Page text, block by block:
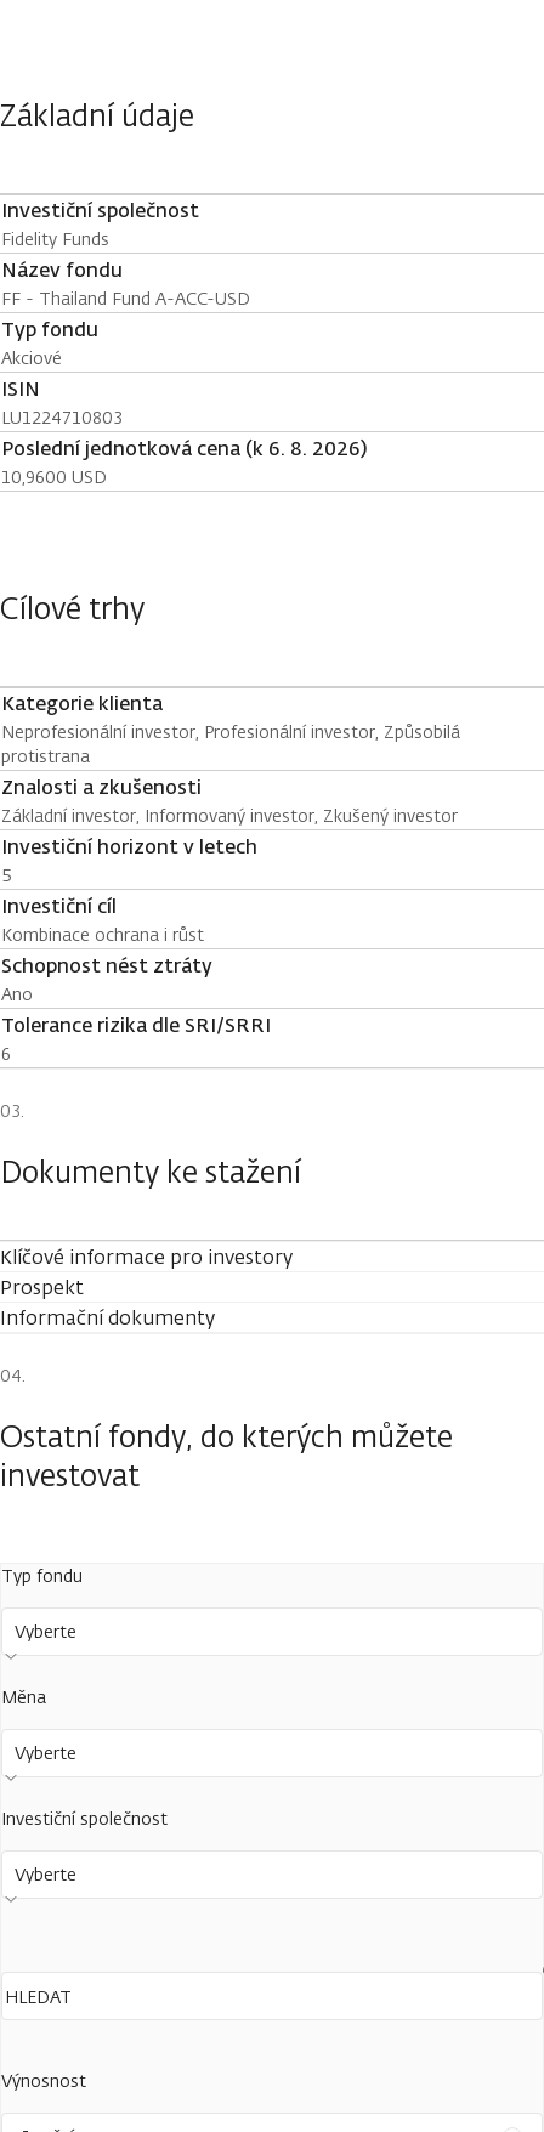
Základní údaje
Investiční společnost
Fidelity Funds
Název fondu
FF - Thailand Fund A-ACC-USD
Typ fondu
Akciové
ISIN
LU1224710803
Poslední jednotková cena (k 6. 8. 2026)
10,9600 USD
Cílové trhy
Kategorie klienta
Neprofesionální investor, Profesionální investor, Způsobilá
protistrana
Znalosti a zkušenosti
Základní investor, Informovaný investor, Zkušený investor
Investiční horizont v letech
5
Investiční cíl
Kombinace ochrana i růst
Schopnost nést ztráty
Ano
Tolerance rizika dle SRI/SRRI
6
Dokumenty ke stažení
Klíčové informace pro investory
Prospekt
Informační dokumenty
Ostatní fondy, do kterých můžete
investovat
Typ fondu
Vyberte
Měna
Vyberte
Investiční společnost
Vyberte
Výnosnost